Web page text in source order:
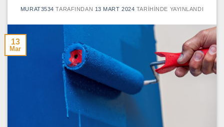
MURAT3534 TARAFINDAN 13 MART 2024 TARIHINDE YAYINLANDI
13
Mar